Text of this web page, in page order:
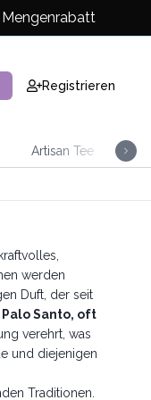
Mengenrabatt
Registrieren
Artisan Tee
werden
Duft, der seit
Palo Santo, oft
verehrt, was
und diejenigen
Traditionen.